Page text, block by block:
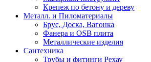
Крепеж по бетону и дереву
Металл. и Пиломатериалы
Брус, Доска, Вагонка
Фанера и OSB плита
Металлические изделия
Сантехника
Трубы и фитинги Рехау